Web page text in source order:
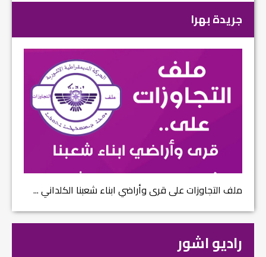
جريدة بهرا
ملف التجاوزات على قرى وأراضي ابناء شعبنا الكلداني ...
راديو اشور